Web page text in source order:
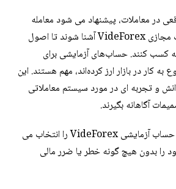
در معاملات، پیشنهاد می شود معامله
گران با پلت فرم معاملات مجازی VideForex آشنا شوند تا اصول
کسب کنند. حساب‌های آزمایشی برای
به کار در بازار ارز کرده‌اند، مهم هستند. این
و تجربه ای در مورد سیستم معاملاتی
آگاهانه بگیرند.
معامله گران جدید اغلب حساب آزمایشی VideForex را انتخاب می
را بدون هیچ گونه خطر یا ضرر مالی